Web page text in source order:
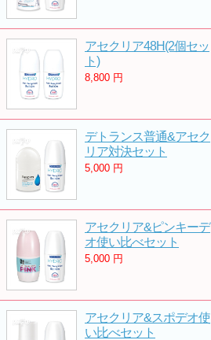
アセクリア48H(2個セッ
ト)
8,800 円
デトランス普通&アセク
リア対決セット
5,000 円
アセクリア&ピンキーデ
オ使い比べセット
5,000 円
アセクリア&スポデオ使
い比べセット